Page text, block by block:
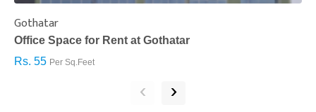
Gothatar
Office Space for Rent at Gothatar
Rs. 55 Per Sq.Feet
‹ ›